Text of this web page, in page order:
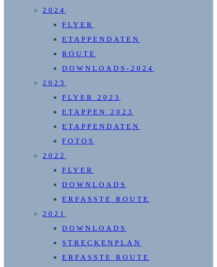
2024
FLYER
ETAPPENDATEN
ROUTE
DOWNLOADS-2024
2023
FLYER 2023
ETAPPEN 2023
ETAPPENDATEN
FOTOS
2022
FLYER
DOWNLOADS
ERFASSTE ROUTE
2021
DOWNLOADS
STRECKENPLAN
ERFASSTE ROUTE